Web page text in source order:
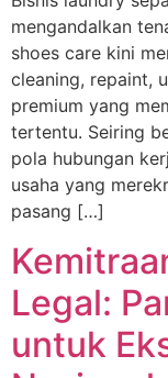
mengandalkan
shoes care kini
cleaning, repaint,
premium yang
tertentu. Seiring
pola hubungan
usaha yang
pasang […]
Legal:
untuk